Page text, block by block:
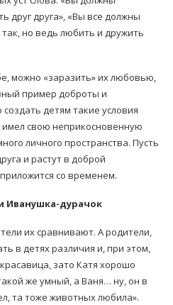
друг друга», «Вы все должны
но ведь любить и дружить
можно «заразить» их любовью,
пример доброты и
детям такие условия
свою неприкосновенную
личного пространства. Пусть
и растут в доброй
со временем.
Иванушка-дурачок
их сравнивают. А родители,
в детях различия и, при этом,
зато Катя хорошо
же умный, а Ваня… ну, он в
та тоже животных любила».